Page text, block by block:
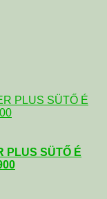
PLUS SÜTŐ É